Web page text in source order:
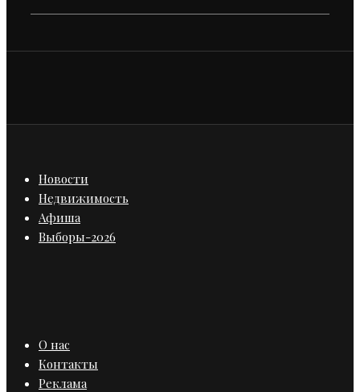
Новости
Недвижимость
Афиша
Выборы-2026
О нас
Контакты
Реклама